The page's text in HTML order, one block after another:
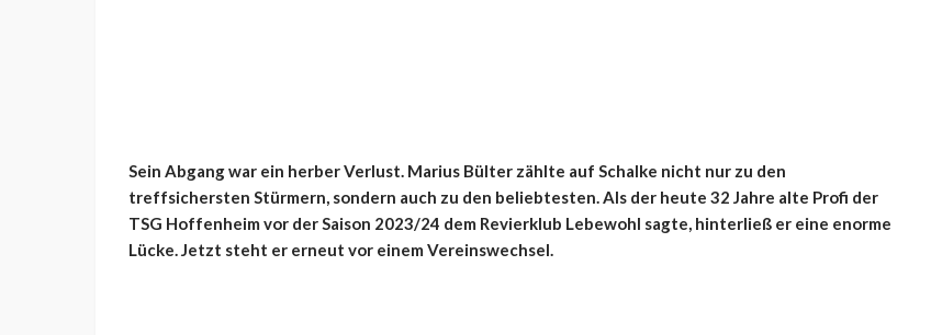
Sein Abgang war ein herber Verlust. Marius Bülter zählte auf Schalke nicht nur zu den
treffsichersten Stürmern, sondern auch zu den beliebtesten. Als der heute 32 Jahre alte Profi der
TSG Hoffenheim vor der Saison 2023/24 dem Revierklub Lebewohl sagte, hinterließ er eine enorme
Lücke. Jetzt steht er erneut vor einem Vereinswechsel.